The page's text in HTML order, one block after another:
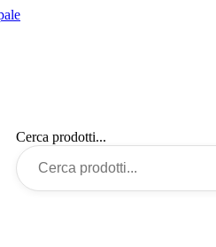
Cerca prodotti...